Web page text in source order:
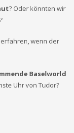
? Oder könnten wir
wenn der
Baselworld
Uhr von Tudor?